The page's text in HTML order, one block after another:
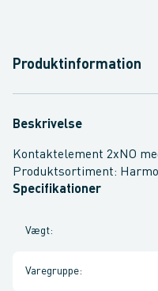
Produktinformation
Beskrivelse
Kontaktelement 2xNO
Produktsortiment:
Specifikationer
Vægt:
Varegruppe: